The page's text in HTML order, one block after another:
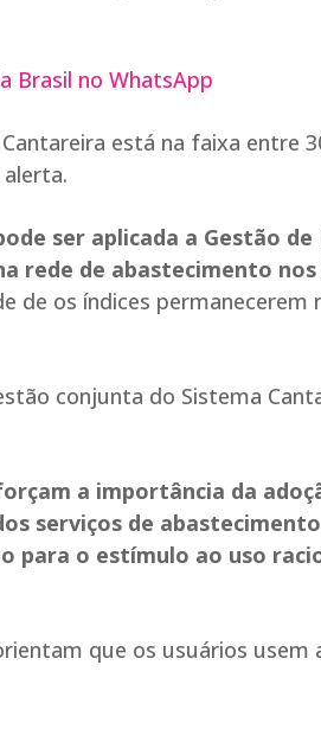
Brasil no WhatsApp
está na faixa entre
ser aplicada a Gestão
rede de abastecimento
de os índices
conjunta do Sistema
a importância da
serviços de
para o estímulo ao uso
que os usuários